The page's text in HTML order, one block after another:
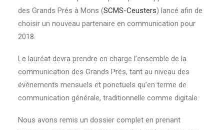
des Grands Prés à Mons (SCMS-Ceusters) lancé afin de
choisir un nouveau partenaire en communication pour
2018.
Le lauréat devra prendre en charge l’ensemble de la
communication des Grands Prés, tant au niveau des
événements mensuels et ponctuels qu’en terme de
communication générale, traditionnelle comme digitale.
Nous avons remis un dossier complet en prenant